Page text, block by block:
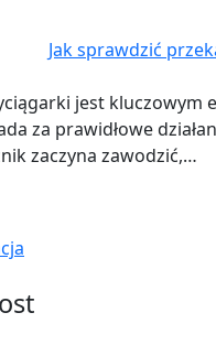
Jak sprawdzić
jest kluczowym
za prawidłowe
zaczyna zawodzić,…